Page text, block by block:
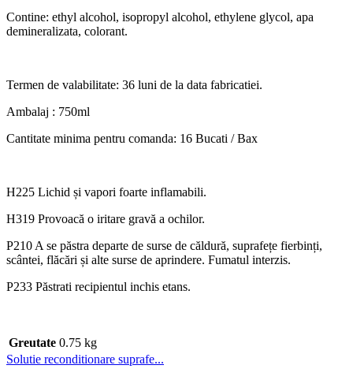
Contine: ethyl alcohol, isopropyl alcohol, ethylene glycol, apa
demineralizata, colorant.
Termen de valabilitate: 36 luni de la data fabricatiei.
Ambalaj : 750ml
Cantitate minima pentru comanda: 16 Bucati / Bax
H225 Lichid și vapori foarte inflamabili.
H319 Provoacă o iritare gravă a ochilor.
P210 A se păstra departe de surse de căldură, suprafețe fierbinți,
scântei, flăcări și alte surse de aprindere. Fumatul interzis.
P233 Păstrati recipientul inchis etans.
Greutate 0.75 kg
Solutie reconditionare suprafe...